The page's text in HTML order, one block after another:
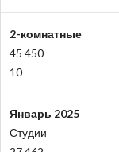
2-комнатные
45 450
10
Январь 2025
Студии